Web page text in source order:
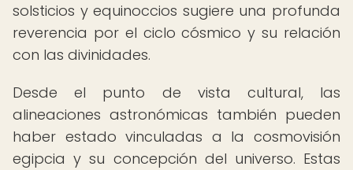
solsticios y equinoccios sugiere una profunda
reverencia por el ciclo cósmico y su relación
con las divinidades.
Desde el punto de vista cultural, las
alineaciones astronómicas también pueden
haber estado vinculadas a la cosmovisión
egipcia y su concepción del universo. Estas